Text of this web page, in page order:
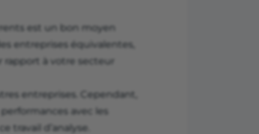
est un bon moyen
entreprises équivalentes,
rapport à votre secteur
entreprises. Cependant,
avec les
travail d’analyse.